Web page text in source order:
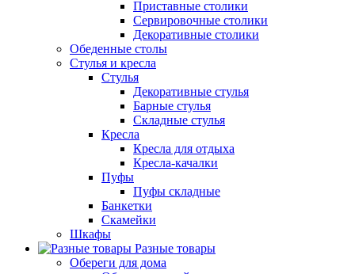
Приставные столики
Сервировочные столики
Декоративные столики
Обеденные столы
Стулья и кресла
Стулья
Декоративные стулья
Барные стулья
Складные стулья
Кресла
Кресла для отдыха
Кресла-качалки
Пуфы
Пуфы складные
Банкетки
Скамейки
Шкафы
Разные товары
Обереги для дома